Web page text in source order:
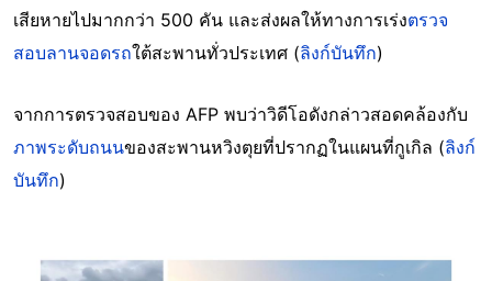
เสียหายไปมากกว่า 500 คัน และส่งผลให้ทางการเร่งตรวจ
สอบลานจอดรถใต้สะพานทั่วประเทศ (ลิงก์บันทึก)
จากการตรวจสอบของ AFP พบว่าวิดีโอดังกล่าวสอดคล้องกับ
ภาพระดับถนนของสะพานหวิงตุยที่ปรากฏในแผนที่กูเกิล (ลิงก์
บันทึก)
Image